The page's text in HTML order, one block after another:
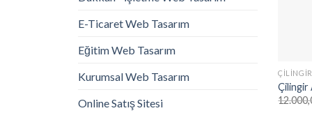
E-Ticaret Web Tasarım
Eğitim Web Tasarım
Kurumsal Web Tasarım
Online Satış Sitesi
Çilingir